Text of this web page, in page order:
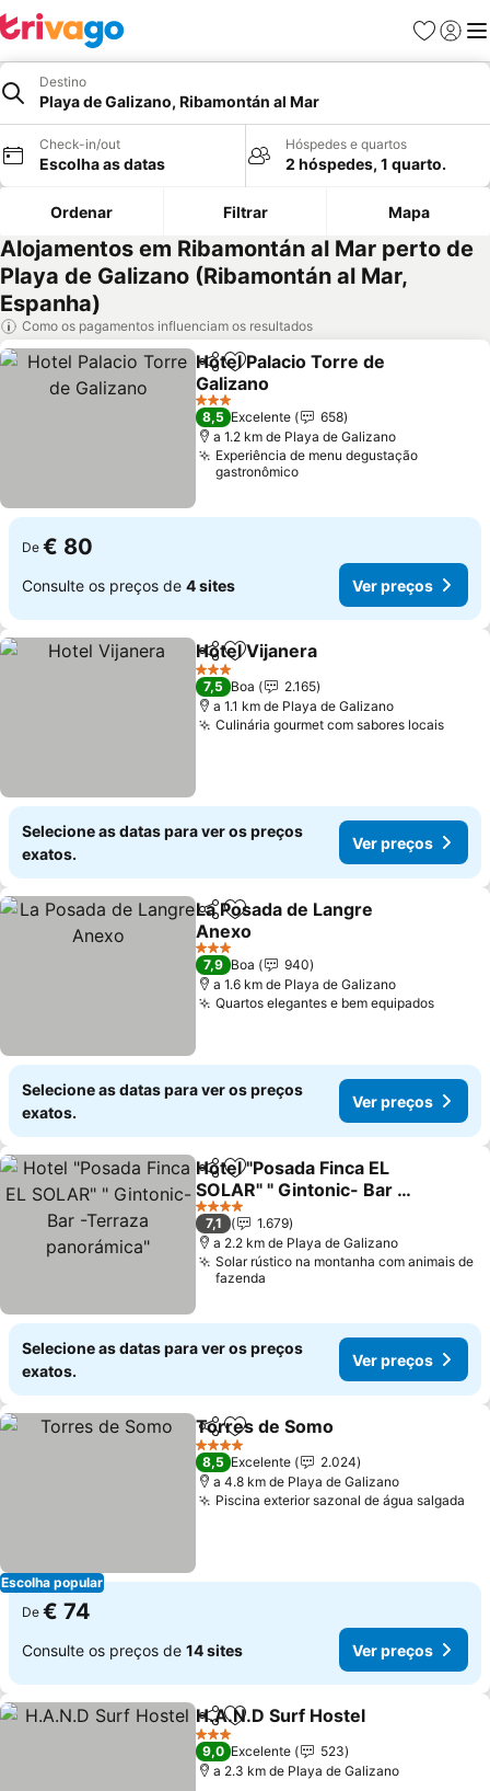
Favoritos
Iniciar
Destino
Playa de Galizano, Ribamontán al Mar
Check-in/out
Escolha as datas
Hóspedes e quartos
2 hóspedes, 1 quarto.
Ordenar Filtrar Mapa
Alojamentos em Ribamontán al Mar perto de
Playa de Galizano (Ribamontán al Mar,
Espanha)
Como os pagamentos influenciam os resultados
PartilharAdicionar aos favoritos
Hotel Palacio Torre de
Galizano
3 Estrelas
8,5 Excelente
658
a 1.2 km de Playa de Galizano
Experiência de menu degustação
gastronômico
De € 80
Consulte os preços de 4 sites Ver preços
PartilharAdicionar aos favoritos
Hotel Vijanera
3 Estrelas
7,5 Boa
2.165
a 1.1 km de Playa de Galizano
Culinária gourmet com sabores locais
Selecione as datas para ver os preços
exatos.
Ver preços
PartilharAdicionar aos favoritos
La Posada de Langre
Anexo
3 Estrelas
7,9 Boa
940
a 1.6 km de Playa de Galizano
Quartos elegantes e bem equipados
Selecione as datas para ver os preços
exatos.
Ver preços
PartilharAdicionar aos favoritos
Hotel "Posada Finca EL
SOLAR" " Gintonic- Bar -
Terraza panorámica"
4 Estrelas
7,1
1.679
a 2.2 km de Playa de Galizano
Solar rústico na montanha com animais de
fazenda
Selecione as datas para ver os preços
exatos.
Ver preços
Escolha popular
PartilharAdicionar aos favoritos
Torres de Somo
4 Estrelas
8,5 Excelente
2.024
a 4.8 km de Playa de Galizano
Piscina exterior sazonal de água salgada
De € 74
Consulte os preços de 14 sites Ver preços
PartilharAdicionar aos favoritos
H.A.N.D Surf Hostel
3 Estrelas
9,0 Excelente
523
a 2.3 km de Playa de Galizano